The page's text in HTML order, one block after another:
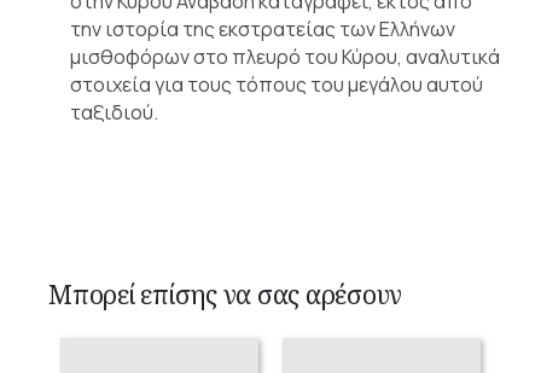
την ιστορία της εκστρατείας των Ελλήνων
μισθοφόρων στο πλευρό του Κύρου, αναλυτικά
στοιχεία για τους τόπους του μεγάλου αυτού
ταξιδιού.
Μπορεί επίσης να σας αρέσουν